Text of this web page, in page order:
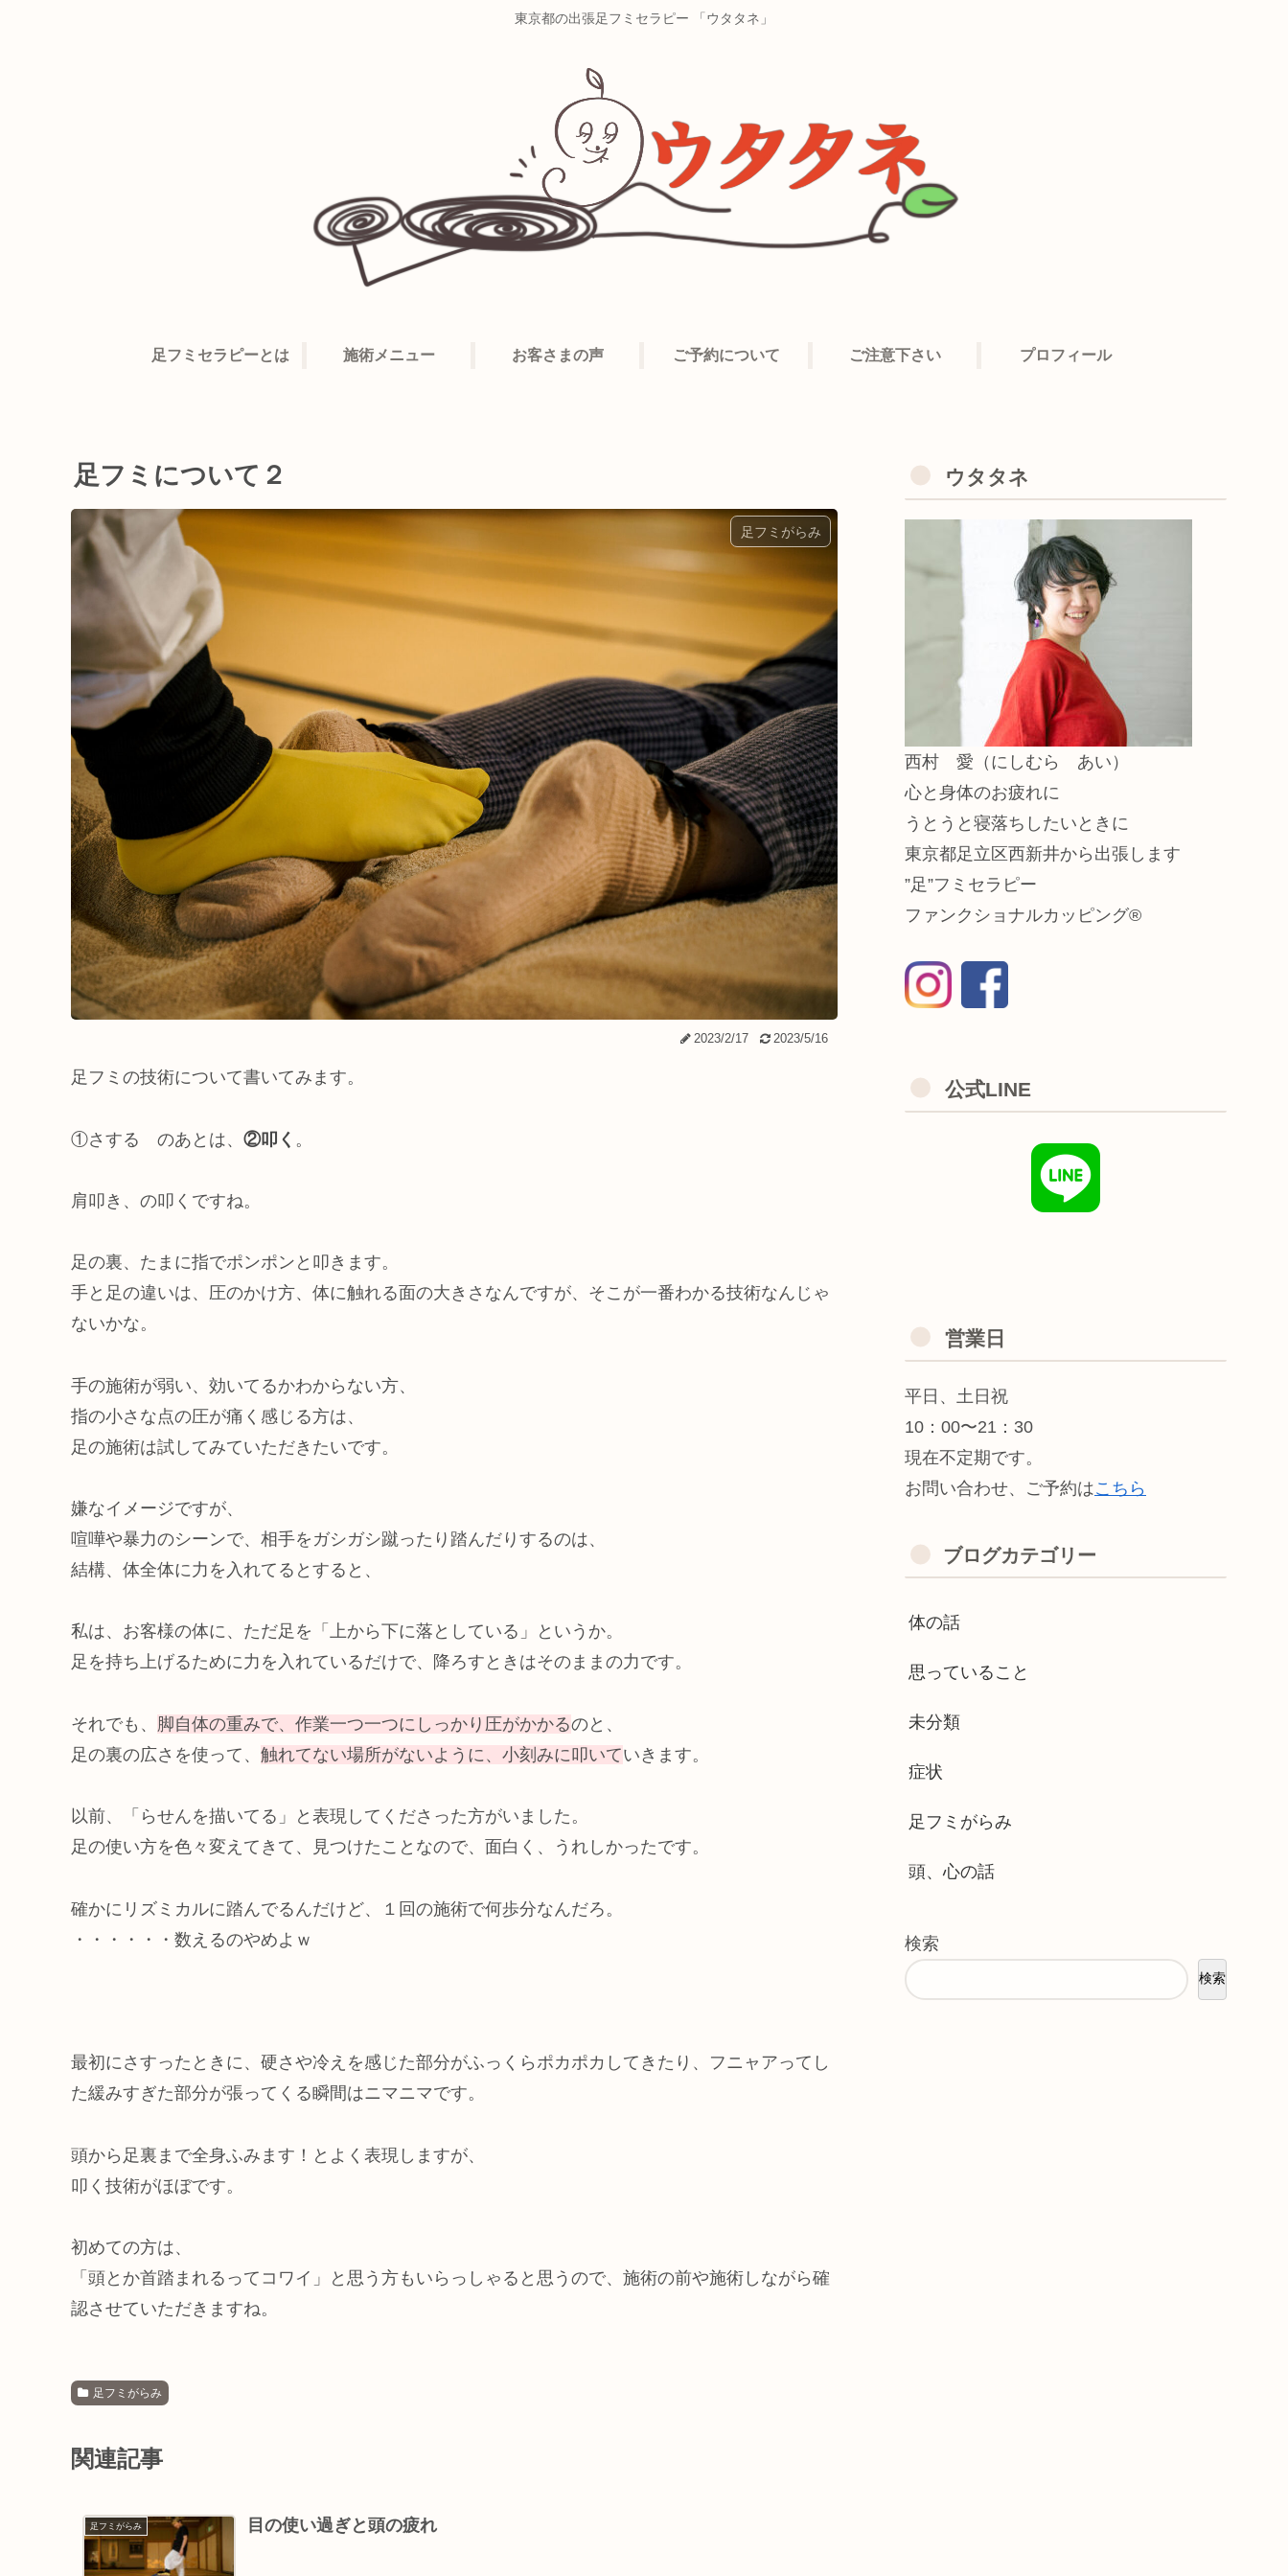
東京都の出張足フミセラピー 「ウタタネ」
足フミセラピーとは 施術メニュー お客さまの声 ご予約について ご注意下さい プロフィール
足フミについて２
足フミがらみ
2023/2/17 2023/5/16
足フミの技術について書いてみます。
①さする のあとは、 ②叩く 。
肩叩き、の叩くですね。
足の裏、たまに指でポンポンと叩きます。
手と足の違いは、圧のかけ方、体に触れる面の大きさなんですが、そこが一番わかる技術なんじゃ
ないかな。
手の施術が弱い、効いてるかわからない方、
指の小さな点の圧が痛く感じる方は、
足の施術は試してみていただきたいです。
嫌なイメージですが、
喧嘩や暴力のシーンで、相手をガシガシ蹴ったり踏んだりするのは、
結構、体全体に力を入れてるとすると、
私は、お客様の体に、ただ足を「上から下に落としている」というか。
足を持ち上げるために力を入れているだけで、降ろすときはそのままの力です。
それでも、 脚自体の重みで、作業一つ一つにしっかり圧がかかるのと、
足の裏の広さを使って、 触れてない場所がないように、小刻みに叩いていきます。
以前、「らせんを描いてる」と表現してくださった方がいました。
足の使い方を色々変えてきて、見つけたことなので、面白く、うれしかったです。
確かにリズミカルに踏んでるんだけど、１回の施術で何歩分なんだろ。
・・・・・・数えるのやめよｗ
最初にさすったときに、硬さや冷えを感じた部分がふっくらポカポカしてきたり、フニャアってし
た緩みすぎた部分が張ってくる瞬間はニマニマです。
頭から足裏まで全身ふみます！とよく表現しますが、
叩く技術がほぼです。
初めての方は、
「頭とか首踏まれるってコワイ」と思う方もいらっしゃると思うので、施術の前や施術しながら確
認させていただきますね。
足フミがらみ
関連記事
足フミがらみ 目の使い過ぎと頭の疲れ
ウタタネ
西村 愛（にしむら あい）
心と身体のお疲れに
うとうと寝落ちしたいときに
東京都足立区西新井から出張します
”足”フミセラピー
ファンクショナルカッピング®
公式LINE
営業日
平日、土日祝
10：00〜21：30
現在不定期です。
お問い合わせ、ご予約はこちら
ブログカテゴリー
体の話
思っていること
未分類
症状
足フミがらみ
頭、心の話
検索
検索